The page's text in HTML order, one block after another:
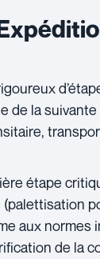
de la
étape
aux
de la